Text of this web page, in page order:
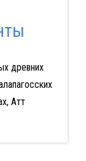
древних
Атт